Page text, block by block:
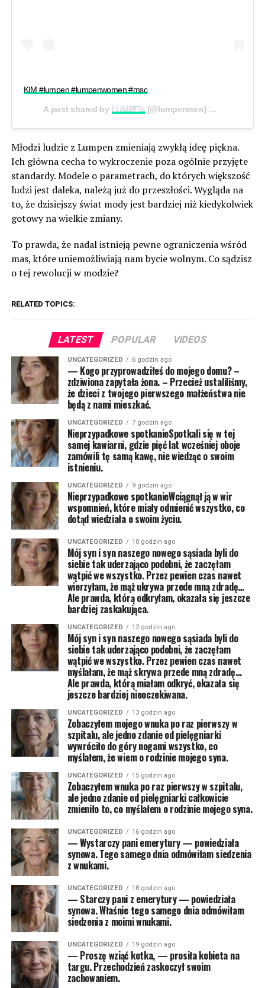
KIM #lumpen #lumpenwomen #msc
A post shared by LUMPEN (@lumpenmen) on
Młodzi ludzie z Lumpen zmieniają zwykłą ideę piękna.
Ich główna cecha to wykroczenie poza ogólnie przyjęte
standardy. Modele o parametrach, do których większość
ludzi jest daleka, należą już do przeszłości. Wygląda na
to, że dzisiejszy świat mody jest bardziej niż kiedykolwiek
gotowy na wielkie zmiany.
To prawda, że nadal istnieją pewne ograniczenia wśród
mas, które uniemożliwiają nam bycie wolnym. Co sądzisz
o tej rewolucji w modzie?
RELATED TOPICS:
LATEST POPULAR VIDEOS
UNCATEGORIZED 6 godzin ago
— Kogo przyprowadziłeś do mojego domu? –
zdziwiona zapytała żona. – Przecież ustaliliśmy,
że dzieci z twojego pierwszego małżeństwa nie
będą z nami mieszkać.
UNCATEGORIZED 7 godzin ago
Nieprzypadkowe spotkanieSpotkali się w tej
samej kawiarni, gdzie pięć lat wcześniej oboje
zamówili tę samą kawę, nie wiedząc o swoim
istnieniu.
UNCATEGORIZED 9 godzin ago
Nieprzypadkowe spotkanieWciągnął ją w wir
wspomnień, które miały odmienić wszystko, co
dotąd wiedziała o swoim życiu.
UNCATEGORIZED 10 godzin ago
Mój syn i syn naszego nowego sąsiada byli do
siebie tak uderzająco podobni, że zaczęłam
wątpić we wszystko. Przez pewien czas nawet
wierzyłam, że mąż ukrywa przede mną zdradę…
Ale prawda, którą odkryłam, okazała się jeszcze
bardziej zaskakująca.
UNCATEGORIZED 12 godzin ago
Mój syn i syn naszego nowego sąsiada byli do
siebie tak uderzająco podobni, że zaczęłam
wątpić we wszystko. Przez pewien czas nawet
myślałam, że mąż skrywa przede mną zdradę…
Ale prawda, którą miałam odkryć, okazała się
jeszcze bardziej nieoczekiwana.
UNCATEGORIZED 13 godzin ago
Zobaczyłem mojego wnuka po raz pierwszy w
szpitalu, ale jedno zdanie od pielęgniarki
wywróciło do góry nogami wszystko, co
myślałem, że wiem o rodzinie mojego syna.
UNCATEGORIZED 15 godzin ago
Zobaczyłem wnuka po raz pierwszy w szpitalu,
ale jedno zdanie od pielęgniarki całkowicie
zmieniło to, co myślałem o rodzinie mojego syna.
UNCATEGORIZED 16 godzin ago
— Wystarczy pani emerytury — powiedziała
synowa. Tego samego dnia odmówiłam siedzenia
z wnukami.
UNCATEGORIZED 18 godzin ago
— Starczy pani z emerytury — powiedziała
synowa. Właśnie tego samego dnia odmówiłam
siedzenia z moimi wnukami.
UNCATEGORIZED 19 godzin ago
— Proszę wziąć kotka, — prosiła kobieta na
targu. Przechodzień zaskoczył swoim
zachowaniem.